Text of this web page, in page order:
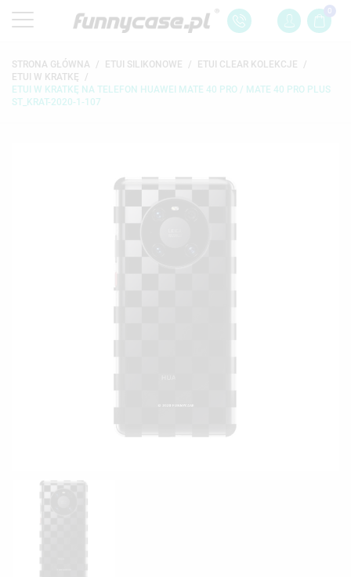
0
STRONA GŁÓWNA ETUI SILIKONOWE
ETUI CLEAR KOLEKCJE
ETUI W KRATKĘ
ETUI W KRATKĘ NA TELEFON HUAWEI MATE 40 PRO / MATE 40 PRO PLUS
ST_KRAT-2020-1-107